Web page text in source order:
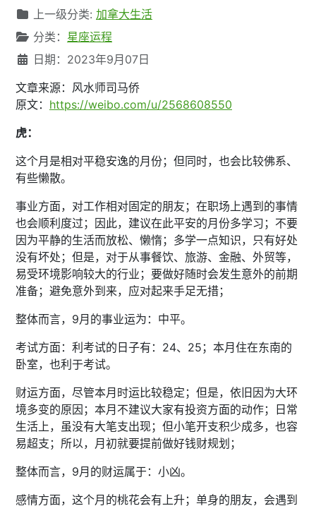
上一级分类: 加拿大生活
分类： 星座运程
日期：2023年9月07日
文章来源：风水师司马侨
原文： https://weibo.com/u/2568608550
虎：
这个月是相对平稳安逸的月份；但同时，也会比较佛系、
有些懒散。
事业方面，对工作相对固定的朋友；在职场上遇到的事情
也会顺利度过；因此，建议在此平安的月份多学习；不要
因为平静的生活而放松、懒惰；多学一点知识，只有好处
没有坏处；但是，对于从事餐饮、旅游、金融、外贸等，
易受环境影响较大的行业；要做好随时会发生意外的前期
准备；避免意外到来，应对起来手足无措；
整体而言，9月的事业运为：中平。
考试方面：利考试的日子有：24、25；本月住在东南的
卧室，也利于考试。
财运方面，尽管本月时运比较稳定；但是，依旧因为大环
境多变的原因；本月不建议大家有投资方面的动作；日常
生活上，虽没有大笔支出现；但小笔开支积少成多，也容
易超支；所以，月初就要提前做好钱财规划；
整体而言，9月的财运属于：小凶。
感情方面，这个月的桃花会有上升；单身的朋友，会遇到